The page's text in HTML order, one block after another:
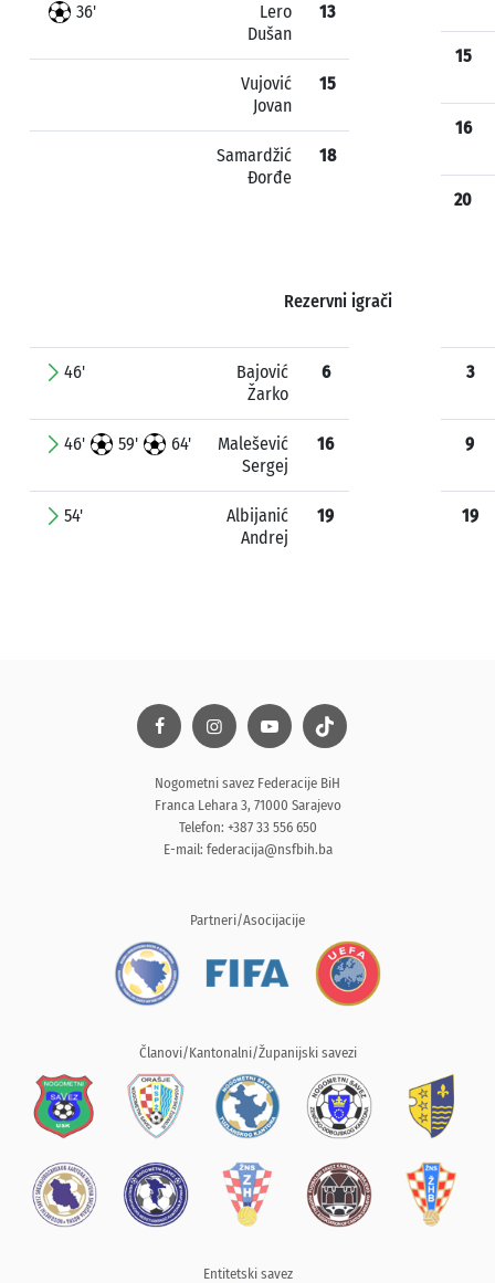
36'
Lero
Dušan
13
Vujović
Jovan
15
Samardžić
Đorđe
18
15
16
20
Rezervni igrači
46'
Bajović
Žarko
6
46' 59' 64'
Malešević
Sergej
16
54'
Albijanić
Andrej
19
3
9
19
Nogometni savez Federacije BiH
Franca Lehara 3, 71000 Sarajevo
Telefon: +387 33 556 650
E-mail: federacija@nsfbih.ba
Partneri/Asocijacije
Članovi/Kantonalni/Županijski savezi
Entitetski savez